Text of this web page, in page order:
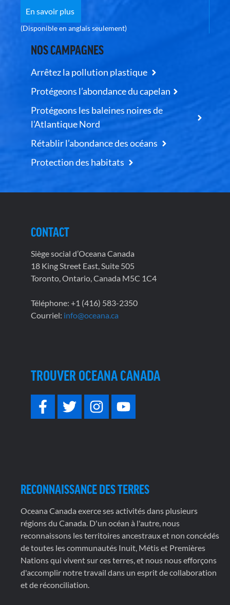
En savoir plus
(Disponible en anglais seulement)
NOS CAMPAGNES
Arrêtez la pollution plastique
Protégeons l’abondance du capelan
Protégeons les baleines noires de
l’Atlantique Nord
Rétablir l’abondance des océans
Protection des habitats
CONTACT
Siège social d’Oceana Canada
18 King Street East, Suite 505
Toronto, Ontario, Canada M5C 1C4
Téléphone: +1 (416) 583-2350
Courriel: info@oceana.ca
TROUVER OCEANA CANADA
RECONNAISSANCE DES TERRES
Oceana Canada exerce ses activités dans plusieurs
régions du Canada. D'un océan à l'autre, nous
reconnaissons les territoires ancestraux et non concédés
de toutes les communautés Inuit, Métis et Premières
Nations qui vivent sur ces terres, et nous nous efforçons
d'accomplir notre travail dans un esprit de collaboration
et de réconciliation.